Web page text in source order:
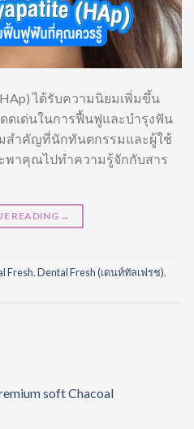
ได้รับความนิยมเพิ่มขึ้น
ดเด่นในการฟื้นฟูและบำรุงฟัน
สำคัญที่นักทันตกรรมและผู้ใช้
พาคุณไปทำความรู้จักกับสาร
READING →
Fresh,Dental Fresh (เดนท์ทัลเฟรช),
soft Chacoal